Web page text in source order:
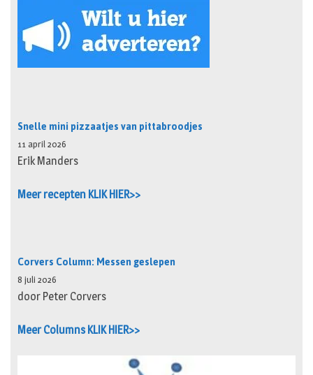
Snelle mini pizzaatjes van pittabroodjes
11 april 2026
Erik Manders
Meer recepten KLIK HIER>>
Corvers Column: Messen geslepen
8 juli 2026
door Peter Corvers
Meer Columns KLIK HIER>>